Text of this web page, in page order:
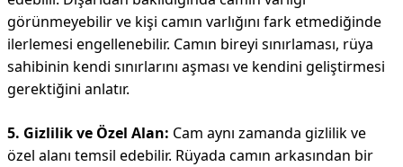
görünmeyebilir ve kişi camın varlığını fark etmediğinde
ilerlemesi engellenebilir. Camın bireyi sınırlaması, rüya
sahibinin kendi sınırlarını aşması ve kendini geliştirmesi
gerektiğini anlatır.
5. Gizlilik ve Özel Alan: Cam aynı zamanda gizlilik ve
özel alanı temsil edebilir. Rüyada camın arkasından bir